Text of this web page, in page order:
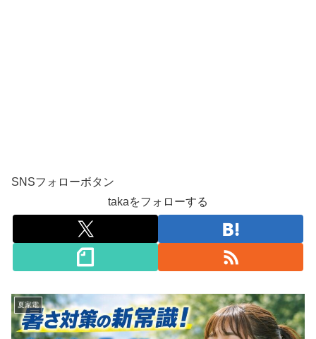
SNSフォローボタン
takaをフォローする
夏家電